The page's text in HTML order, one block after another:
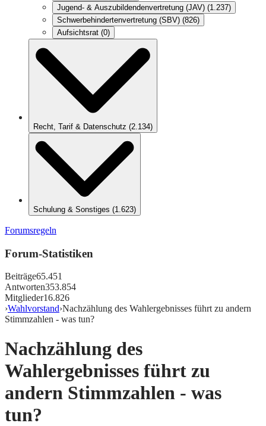
Jugend- & Auszubildendenvertretung (JAV) (1.237)
Schwerbehindertenvertretung (SBV) (826)
Aufsichtsrat (0)
Recht, Tarif & Datenschutz (2.134)
Schulung & Sonstiges (1.623)
Forumsregeln
Forum-Statistiken
Beiträge65.451
Antworten353.854
Mitglieder16.826
›Wahlvorstand›Nachzählung des Wahlergebnisses führt zu andern
Stimmzahlen - was tun?
Nachzählung des
Wahlergebnisses führt zu
andern Stimmzahlen - was
tun?